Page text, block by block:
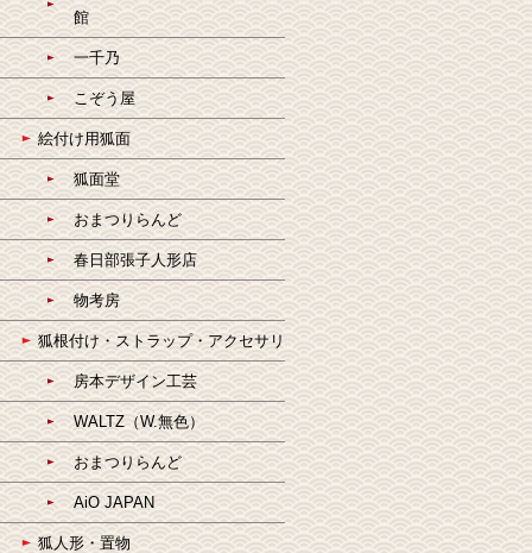
館
一千乃
こぞう屋
絵付け用狐面
狐面堂
おまつりらんど
春日部張子人形店
物考房
狐根付け・ストラップ・アクセサリ
房本デザイン工芸
WALTZ（W.無色）
おまつりらんど
AiO JAPAN
狐人形・置物